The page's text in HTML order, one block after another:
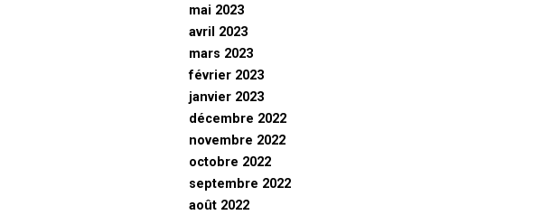
mai 2023
avril 2023
mars 2023
février 2023
janvier 2023
décembre 2022
novembre 2022
octobre 2022
septembre 2022
août 2022